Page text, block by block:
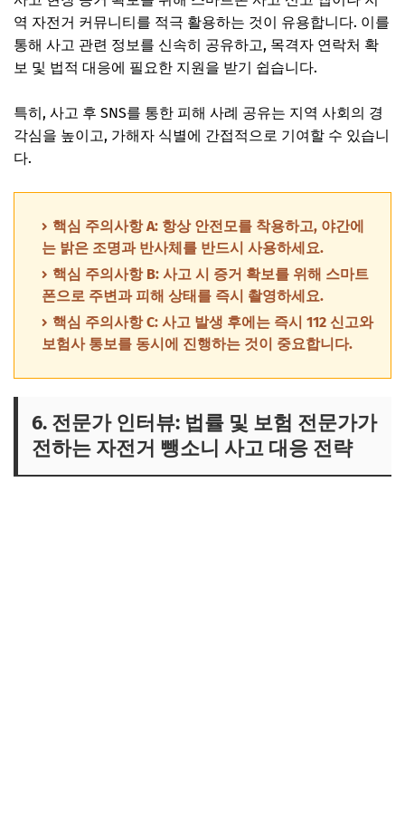
역 자전거 커뮤니티를 적극 활용하는 것이 유용합니다. 이를
통해 사고 관련 정보를 신속히 공유하고, 목격자 연락처 확
보 및 법적 대응에 필요한 지원을 받기 쉽습니다.
특히, 사고 후 SNS를 통한 피해 사례 공유는 지역 사회의 경
각심을 높이고, 가해자 식별에 간접적으로 기여할 수 있습니
다.
핵심 주의사항 A: 항상 안전모를 착용하고, 야간에
는 밝은 조명과 반사체를 반드시 사용하세요.
핵심 주의사항 B: 사고 시 증거 확보를 위해 스마트
폰으로 주변과 피해 상태를 즉시 촬영하세요.
핵심 주의사항 C: 사고 발생 후에는 즉시 112 신고와
보험사 통보를 동시에 진행하는 것이 중요합니다.
6. 전문가 인터뷰: 법률 및 보험 전문가가
전하는 자전거 뺑소니 사고 대응 전략